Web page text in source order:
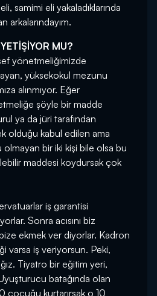
samimi eli yakaladıklarında
arkalarındayım.
MU?
yönetmeliğimizde
yüksekokul mezunu
alınmıyor. Eğer
şöyle bir madde
ya da jüri tarafından
olduğu kabul edilen ama
bir iki kişi bile olsa bu
maddesi koydursak çok
iş garantisi
Sonra acısını biz
ekmek ver diyorlar. Kadron
varsa iş veriyorsun. Peki,
Tiyatro bir eğitim yeri,
Uyuşturucu batağında olan
çocuğu kurtarırsak o 10